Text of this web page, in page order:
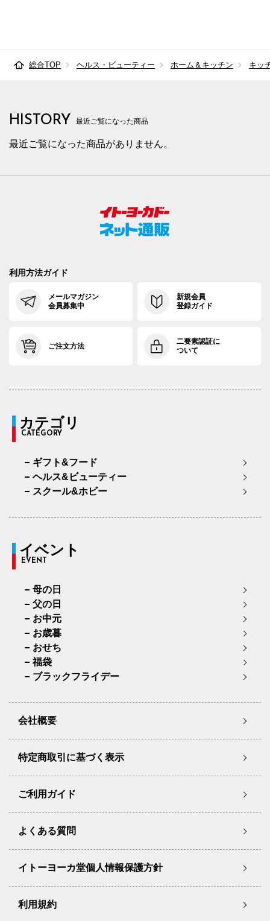
総合TOP ヘルス・ビューティー ホーム＆キッチン キッ
HISTORY 最近ご覧になった商品
最近ご覧になった商品がありません。
利用方法ガイド
メールマガジン
会員募集中
新規会員
登録ガイド
ご注文方法
二要素認証に
ついて
カテゴリ
CATEGORY
ギフト&フード
ヘルス&ビューティー
スクール&ホビー
イベント
EVENT
母の日
父の日
お中元
お歳暮
おせち
福袋
ブラックフライデー
会社概要
特定商取引に基づく表示
ご利用ガイド
よくある質問
イトーヨーカ堂個人情報保護方針
利用規約